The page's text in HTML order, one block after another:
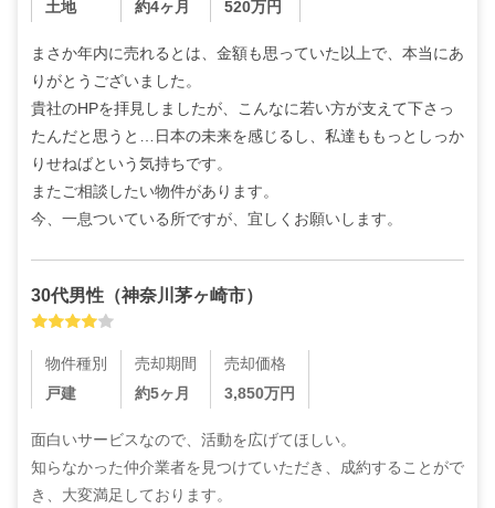
土地
約4ヶ月
520万円
まさか年内に売れるとは、金額も思っていた以上で、本当にあ
りがとうございました。
貴社のHPを拝見しましたが、こんなに若い方が支えて下さっ
たんだと思うと…日本の未来を感じるし、私達ももっとしっか
りせねばという気持ちです。
またご相談したい物件があります。
今、一息ついている所ですが、宜しくお願いします。
30代男性 （神奈川茅ヶ崎市）
物件種別
戸建
売却期間
約5ヶ月
売却価格
3,850万円
面白いサービスなので、活動を広げてほしい。
知らなかった仲介業者を見つけていただき、成約することがで
き、大変満足しております。